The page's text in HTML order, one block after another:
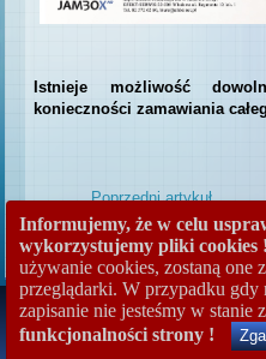
Informujemy, że w celu
wykorzystujemy pliki cookies !
używanie cookies, zostaną one
przeglądarki. W przypadku gdy
zapisanie nie jesteśmy w stanie
funkcjonalności strony !
Istnieje możliwość
konieczności zamawiania
Poprzedni artykuł
Następny artykuł
Kategoria:Promocje
Copyright © 2026. EFEKT SERWIS Rights
Designed by